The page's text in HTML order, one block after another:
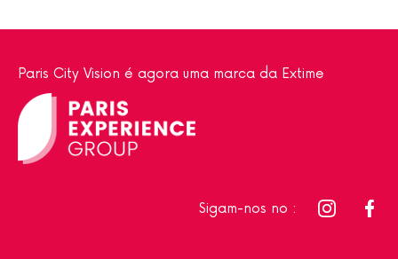
Paris City Vision é agora uma marca da Extime
Sigam-nos no :